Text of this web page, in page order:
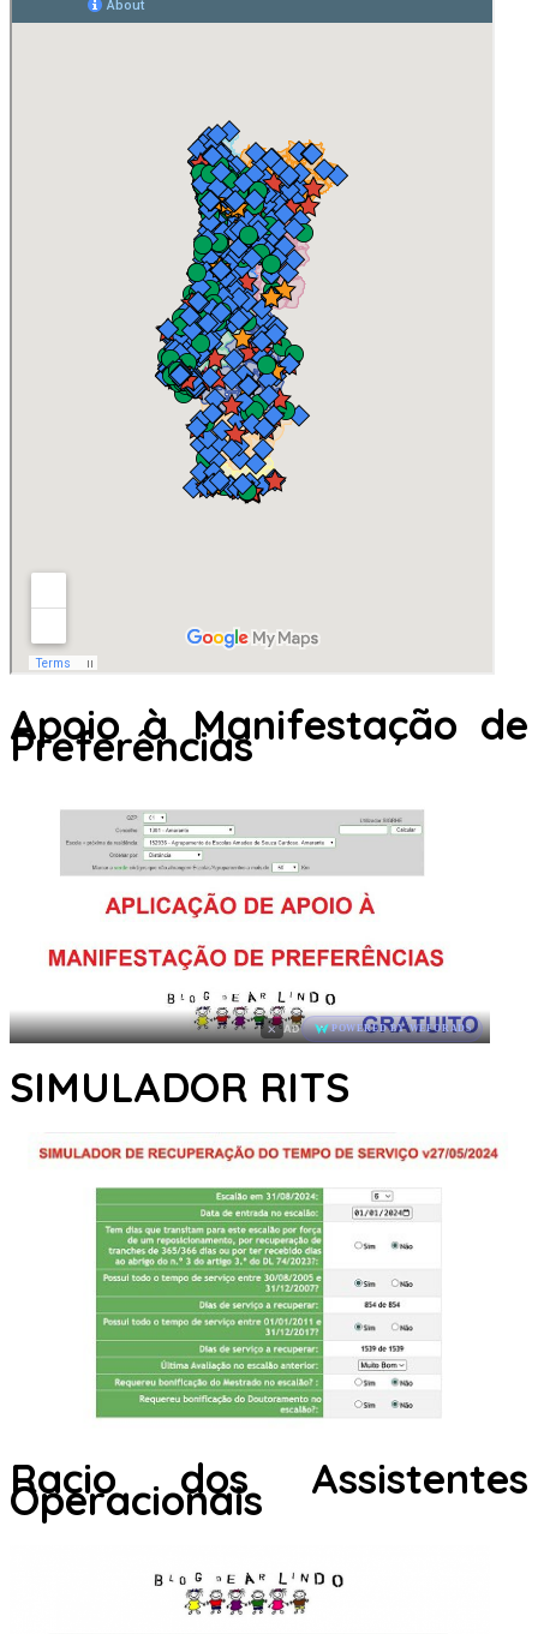
Apoio à Manifestação de
Preferências
× AD POWERED BY WEFORADS
SIMULADOR RITS
Racio dos Assistentes
Operacionais